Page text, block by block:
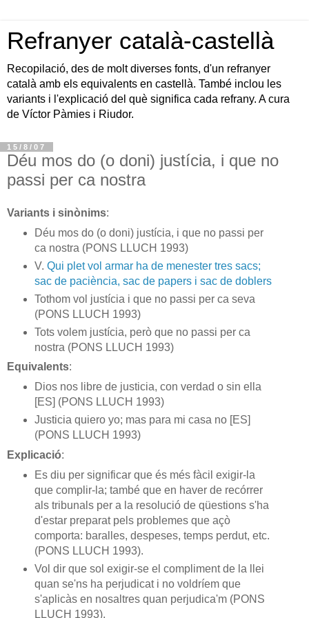
Refranyer català-castellà
Recopilació, des de molt diverses fonts, d'un refranyer
català amb els equivalents en castellà. També inclou les
variants i l'explicació del què significa cada refrany. A cura
de Víctor Pàmies i Riudor.
15/8/07
Déu mos do (o doni) justícia, i que no
passi per ca nostra
Variants i sinònims:
Déu mos do (o doni) justícia, i que no passi per
ca nostra (PONS LLUCH 1993)
V. Qui plet vol armar ha de menester tres sacs;
sac de paciència, sac de papers i sac de doblers
Tothom vol justícia i que no passi per ca seva
(PONS LLUCH 1993)
Tots volem justícia, però que no passi per ca
nostra (PONS LLUCH 1993)
Equivalents:
Dios nos libre de justicia, con verdad o sin ella
[ES] (PONS LLUCH 1993)
Justicia quiero yo; mas para mi casa no [ES]
(PONS LLUCH 1993)
Explicació:
Es diu per significar que és més fàcil exigir-la
que complir-la; també que en haver de recórrer
als tribunals per a la resolució de qüestions s'ha
d'estar preparat pels problemes que açò
comporta: baralles, despeses, temps perdut, etc.
(PONS LLUCH 1993).
Vol dir que sol exigir-se el compliment de la llei
quan se'ns ha perjudicat i no voldríem que
s'aplicàs en nosaltres quan perjudica'm (PONS
LLUCH 1993).